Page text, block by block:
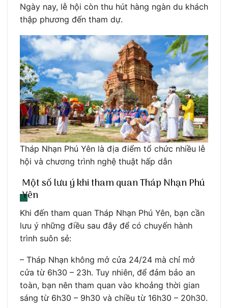
Ngày nay, lễ hội còn thu hút hàng ngàn du khách
thập phương đến tham dự.
Tháp Nhạn Phú Yên là địa điểm tổ chức nhiều lễ
hội và chương trình nghệ thuật hấp dẫn
Một số lưu ý khi tham quan Tháp Nhạn Phú
Yên
Khi đến tham quan Tháp Nhạn Phú Yên, bạn cần
lưu ý những điều sau đây để có chuyến hành
trình suôn sẻ:
– Tháp Nhạn không mở cửa 24/24 mà chỉ mở
cửa từ 6h30 – 23h. Tuy nhiên, để đảm bảo an
toàn, bạn nên tham quan vào khoảng thời gian
sáng từ 6h30 – 9h30 và chiều từ 16h30 – 20h30.